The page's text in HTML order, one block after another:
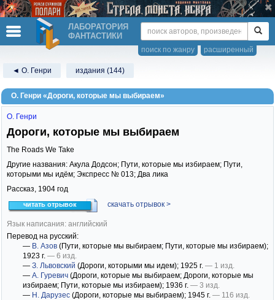
ЛАБОРАТОРИЯ
ФАНТАСТИКИ
расширенный
поиск по жанру
◄ О. Генри издания (144)
О. Генри «Дороги, которые мы выбираем»
О. Генри
Дороги, которые мы выбираем
The Roads We Take
Другие названия: Акула Додсон; Пути, которые мы избираем; Пути,
которыми мы идём; Экспресс № 013; Два лика
Рассказ, 1904 год
читать отрывок скачать отрывок >
Язык написания: английский
Перевод на русский:
— В. Азов (Пути, которые мы выбираем; Пути, которые мы избираем);
1923 г. — 6 изд.
— З. Львовский (Дороги, которыми мы идем); 1925 г. — 1 изд.
— А. Гуревич (Дороги, которые мы выбираем; Дороги, которые мы
избираем; Пути, которые мы избираем); 1936 г. — 3 изд.
— Н. Дарузес (Дороги, которые мы выбираем); 1945 г. — 116 изд.